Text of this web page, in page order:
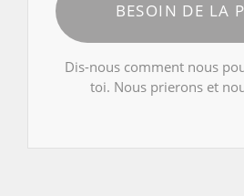
BESOIN DE LA
Dis-nous comment nous
toi. Nous prierons et